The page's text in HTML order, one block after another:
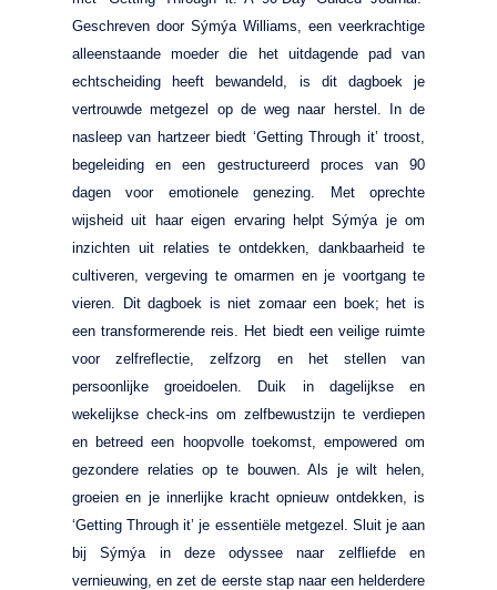
Geschreven door Sýmýa Williams, een veerkrachtige
alleenstaande moeder die het uitdagende pad van
echtscheiding heeft bewandeld, is dit dagboek je
vertrouwde metgezel op de weg naar herstel. In de
nasleep van hartzeer biedt ‘Getting Through it’ troost,
begeleiding en een gestructureerd proces van 90
dagen voor emotionele genezing. Met oprechte
wijsheid uit haar eigen ervaring helpt Sýmýa je om
inzichten uit relaties te ontdekken, dankbaarheid te
cultiveren, vergeving te omarmen en je voortgang te
vieren. Dit dagboek is niet zomaar een boek; het is
een transformerende reis. Het biedt een veilige ruimte
voor zelfreflectie, zelfzorg en het stellen van
persoonlijke groeidoelen. Duik in dagelijkse en
wekelijkse check-ins om zelfbewustzijn te verdiepen
en betreed een hoopvolle toekomst, empowered om
gezondere relaties op te bouwen. Als je wilt helen,
groeien en je innerlijke kracht opnieuw ontdekken, is
‘Getting Through it’ je essentiële metgezel. Sluit je aan
bij Sýmýa in deze odyssee naar zelfliefde en
vernieuwing, en zet de eerste stap naar een helderdere